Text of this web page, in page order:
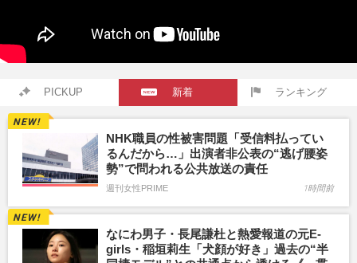
PICKUP 新着 ランキング
NHK職員の性被害問題「受信料払ってい
るんだから…」出演者非公表の“逃げ腰姿
勢”で問われる公共放送の責任
週刊女性PRIME 1時間前
なにわ男子・長尾謙杜と熱愛報道の元E-
girls・稲垣莉生「犬顔が好き」過去の“半